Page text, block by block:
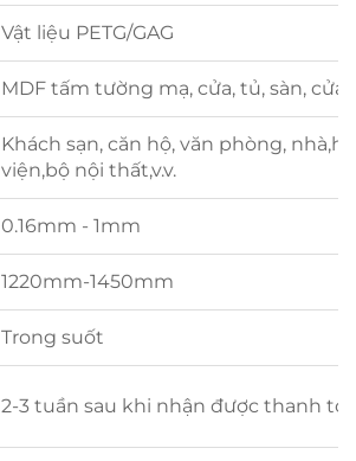
Vật liệu PETG/GAG
MDF tấm tường mạ, cửa, tủ, sàn, cửa
Khách sạn, căn hộ, văn phòng,
viện,bộ nội thất,v.v.
0.16mm - 1mm
1220mm-1450mm
Trong suốt
2-3 tuần sau khi nhận được thanh